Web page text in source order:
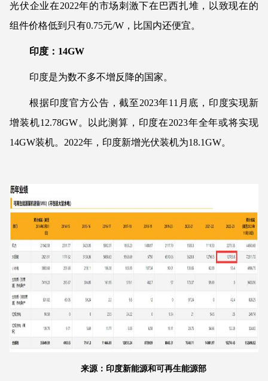
光伏企业在2022年的市场刺激下在巴西扎堆，以致现在的
组件价格低到只有0.75元/W，比国内还便宜。
印度：14GW
印度是为数不多不增反降的国家。
根据印度官方公告，截至2023年11月底，印度实现新
增装机12.78GW。以此测算，印度在2023年全年或将实现
14GW装机。2022年，印度新增光伏装机为18.1GW。
来源：印度新能源和可再生能源部